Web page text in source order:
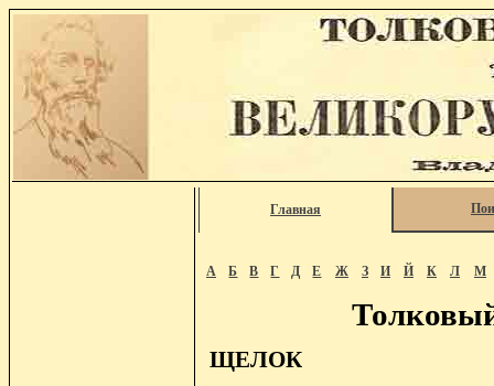
Главная
А Б В Г Д Е Ж З И Й К Л М
ЩЕЛОК